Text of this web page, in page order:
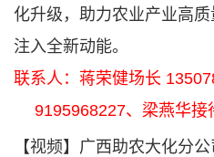
化升级，助力农业产业高
注入全新动能。
联系人：蒋荣健场长
9195968227、梁燕华
【视频】广西助农大化分